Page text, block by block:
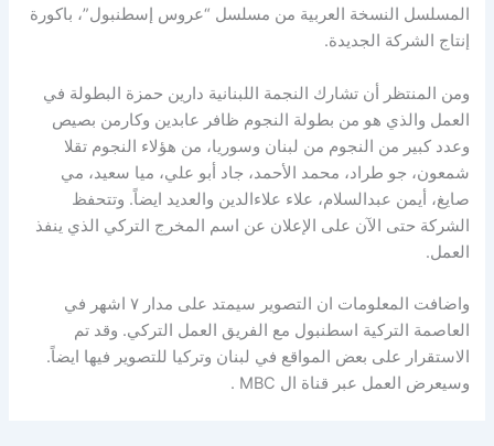
المسلسل النسخة العربية من مسلسل “عروس إسطنبول”، باكورة
إنتاج الشركة الجديدة.
ومن المنتظر أن تشارك النجمة اللبنانية دارين حمزة البطولة في
العمل والذي هو من بطولة النجوم ظافر عابدين وكارمن بصيص
وعدد كبير من النجوم من لبنان وسوريا، من هؤلاء النجوم تقلا
شمعون، جو طراد، محمد الأحمد، جاد أبو علي، ميا سعيد، مي
صايغ، أيمن عبدالسلام، علاء علاءالدين والعديد ايضاً. وتتحفظ
الشركة حتى الآن على الإعلان عن اسم المخرج التركي الذي ينفذ
العمل.
واضافت المعلومات ان التصوير سيمتد على مدار ٧ اشهر في
العاصمة التركية اسطنبول مع الفريق العمل التركي. وقد تم
الاستقرار على بعض المواقع في لبنان وتركيا للتصوير فيها ايضاً.
وسيعرض العمل عبر قناة ال MBC .